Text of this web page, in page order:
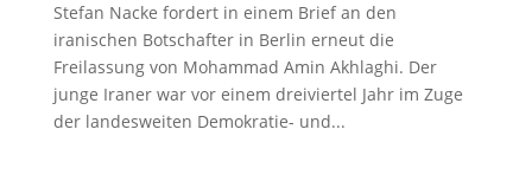
Stefan Nacke fordert in einem Brief an den
iranischen Botschafter in Berlin erneut die
Freilassung von Mohammad Amin Akhlaghi. Der
junge Iraner war vor einem dreiviertel Jahr im Zuge
der landesweiten Demokratie- und...